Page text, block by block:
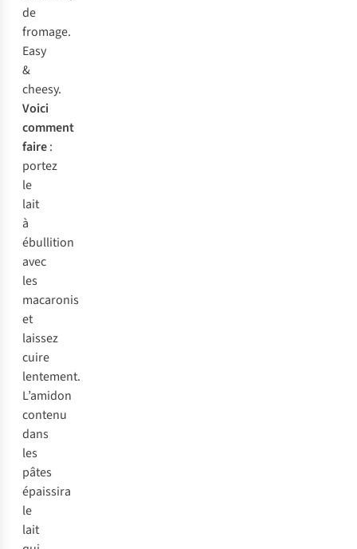
de
fromage.
Easy
&
cheesy.
Voici
comment
faire:
portez
le
lait
à
ébullition
avec
les
macaronis
et
laissez
cuire
lentement.
L’amidon
contenu
dans
les
pâtes
épaissira
le
lait